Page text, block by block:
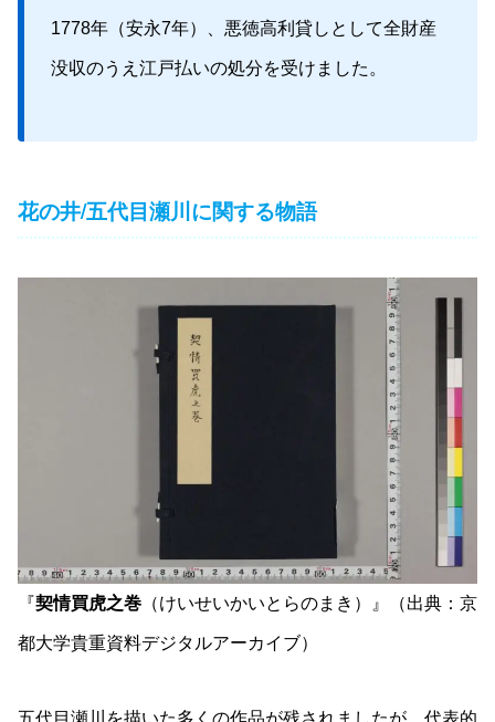
1778年（安永7年）、悪徳高利貸しとして全財産
没収のうえ江戸払いの処分を受けました。
花の井/五代目瀬川に関する物語
『契情買虎之巻 （けいせいかいとらのまき）』（出典：京
都大学貴重資料デジタルアーカイブ）
五代目瀬川を描いた多くの作品が残されましたが、代表的